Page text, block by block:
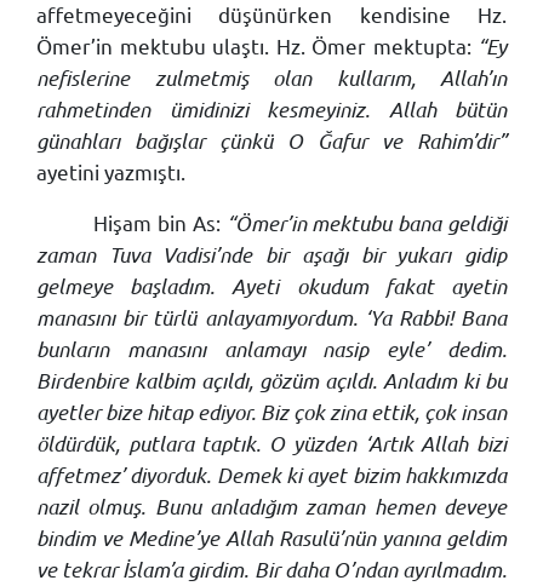
affetmeyeceğini düşünürken kendisine Hz.
Ömer’in mektubu ulaştı. Hz. Ömer mektupta: “Ey
nefislerine zulmetmiş olan kullarım, Allah’ın
rahmetinden ümidinizi kesmeyiniz. Allah bütün
günahları bağışlar çünkü O Ğafur ve Rahim’dir”
ayetini yazmıştı.
Hişam bin As: “Ömer’in mektubu bana geldiği
zaman Tuva Vadisi’nde bir aşağı bir yukarı gidip
gelmeye başladım. Ayeti okudum fakat ayetin
manasını bir türlü anlayamıyordum. ‘Ya Rabbi! Bana
bunların manasını anlamayı nasip eyle’ dedim.
Birdenbire kalbim açıldı, gözüm açıldı. Anladım ki bu
ayetler bize hitap ediyor. Biz çok zina ettik, çok insan
öldürdük, putlara taptık. O yüzden ‘Artık Allah bizi
affetmez’ diyorduk. Demek ki ayet bizim hakkımızda
nazil olmuş. Bunu anladığım zaman hemen deveye
bindim ve Medine’ye Allah Rasulü’nün yanına geldim
ve tekrar İslam’a girdim. Bir daha O’ndan ayrılmadım.